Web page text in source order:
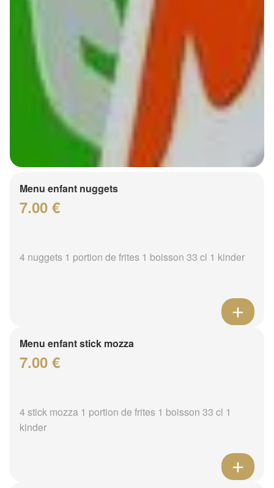
Menu enfant nuggets
7.00 €
4 nuggets 1 portion de frites 1 boisson 33 cl 1 kinder
Menu enfant stick mozza
7.00 €
4 stick mozza 1 portion de frites 1 boisson 33 cl 1
kinder